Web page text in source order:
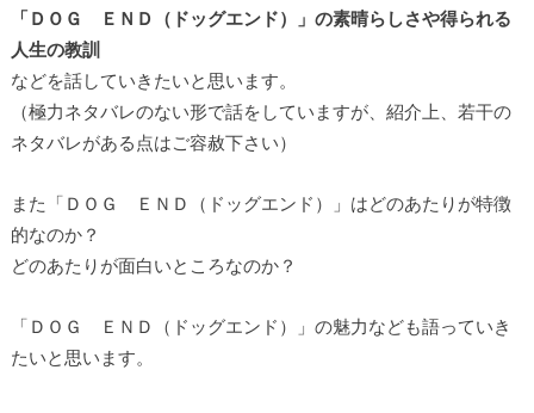
「ＤＯＧ ＥＮＤ（ドッグエンド）」の素晴らしさや得られる
人生の教訓
などを話していきたいと思います。
（極力ネタバレのない形で話をしていますが、紹介上、若干の
ネタバレがある点はご容赦下さい）
また「ＤＯＧ ＥＮＤ（ドッグエンド）」はどのあたりが特徴
的なのか？
どのあたりが面白いところなのか？
「ＤＯＧ ＥＮＤ（ドッグエンド）」の魅力なども語っていき
たいと思います。